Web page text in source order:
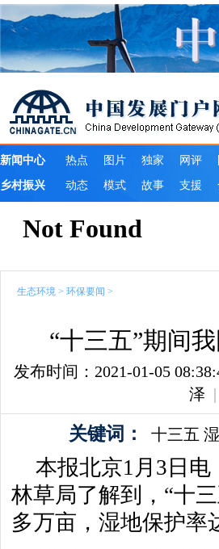
生态环境 > 环保要闻 >
“十三五”期间
发布时间：2021-01-05
泽 |
关键词： 十三五
本报北京1月3日
林草局了解到，“十
多万亩，湿地保护率